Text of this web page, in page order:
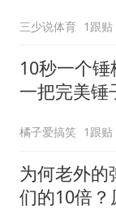
三少说体育 1跟贴
10秒一个
一把完美锤
橘子爱搞笑 1跟贴
为何老外的
们的10倍